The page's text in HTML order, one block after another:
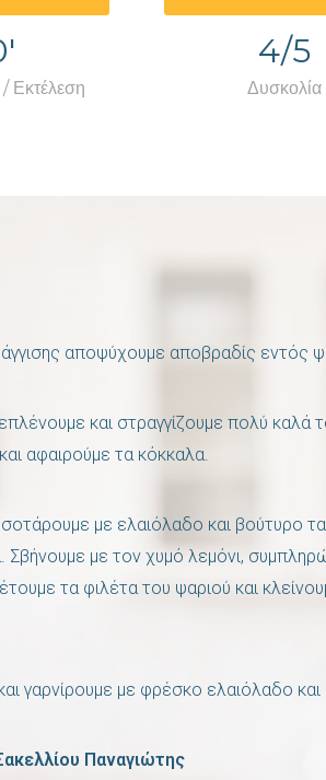
Εκτέλεση
4/5
Δυσκολία
αποψύχουμε αποβραδίς εντός
και στραγγίζουμε πολύ καλά
και αφαιρούμε τα κόκκαλα.
με ελαιόλαδο και βούτυρο
με τον χυμό λεμόνι,
τα φιλέτα του ψαριού και
γαρνίρουμε με φρέσκο ελαιόλαδο
Παναγιώτης